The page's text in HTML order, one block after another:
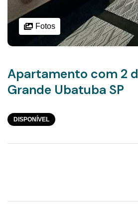
Fotos
Apartamento com 2
Grande Ubatuba SP
DISPONÍVEL